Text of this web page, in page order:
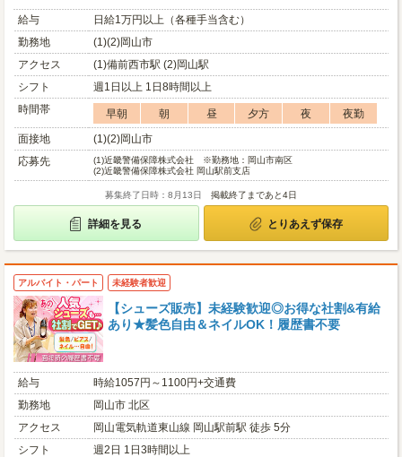
給与
日給1万円以上（各種手当含む）
勤務地
(1)(2)岡山市
アクセス
(1)備前西市駅 (2)岡山駅
シフト
週1日以上 1日8時間以上
時間帯
早朝 朝 昼 夕方 夜
夜勤
面接地
(1)(2)岡山市
応募先
(1)近畿警備保障株式会社 ※勤務地：岡山市南区
(2)近畿警備保障株式会社 岡山駅前支店
募集終了日時：8月13日 掲載終了まであと4日
詳細を見る とりあえず保存
アルバイト・パート 未経験者歓迎
【シューズ販売】未経験歓迎◎お得な社割&有給
あり★髪色自由＆ネイルOK！履歴書不要
給与
時給1057円～1100円+交通費
勤務地
岡山市 北区
アクセス
岡山電気軌道東山線 岡山駅前駅 徒歩 5分
シフト
週2日 1日3時間以上